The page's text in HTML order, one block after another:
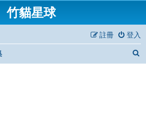
竹貓星球
登入
註冊